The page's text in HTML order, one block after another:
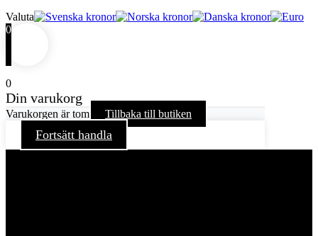
Valuta
0
0
Din varukorg
Varukorgen är tom Tillbaka till butiken
Fortsätt handla